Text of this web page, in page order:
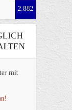
2.882
mit